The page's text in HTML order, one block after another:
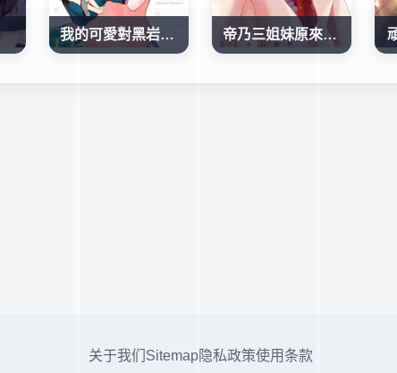
我的可愛對黑岩目高不管用 帝乃三姐妹原來很好搞定
关于我们 Sitemap隐私政策使用条款